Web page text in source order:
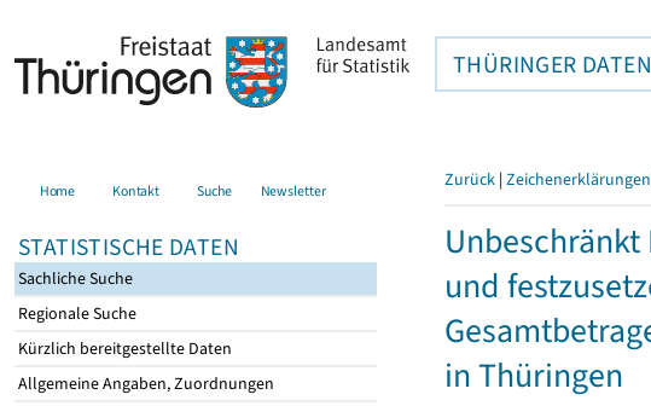
THÜRINGER DATEN
Home Kontakt Suche Newsletter
STATISTISCHE DATEN
Sachliche Suche
Regionale Suche
Kürzlich bereitgestellte Daten
Allgemeine Angaben, Zuordnungen
Zurück |
und
in Thüringen